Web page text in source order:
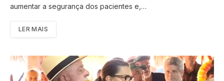
aumentar a segurança dos pacientes e,…
LER MAIS